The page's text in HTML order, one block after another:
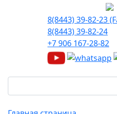
8(8443) 39-82-23
8(8443) 39-82-24
+7 906 167-28-82